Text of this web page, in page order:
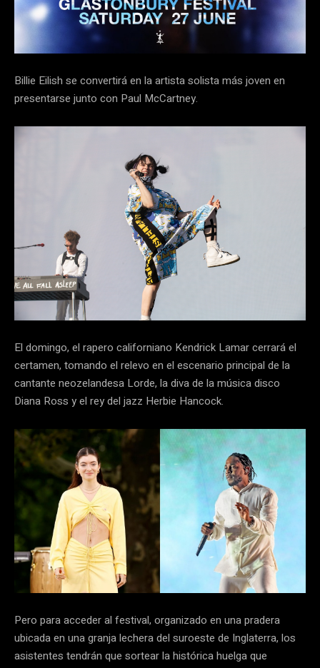
Billie Eilish se convertirá en la artista solista más joven en
presentarse junto con Paul McCartney.
El domingo, el rapero californiano Kendrick Lamar cerrará el
certamen, tomando el relevo en el escenario principal de la
cantante neozelandesa Lorde, la diva de la música disco
Diana Ross y el rey del jazz Herbie Hancock.
Pero para acceder al festival, organizado en una pradera
ubicada en una granja lechera del suroeste de Inglaterra, los
asistentes tendrán que sortear la histórica huelga que